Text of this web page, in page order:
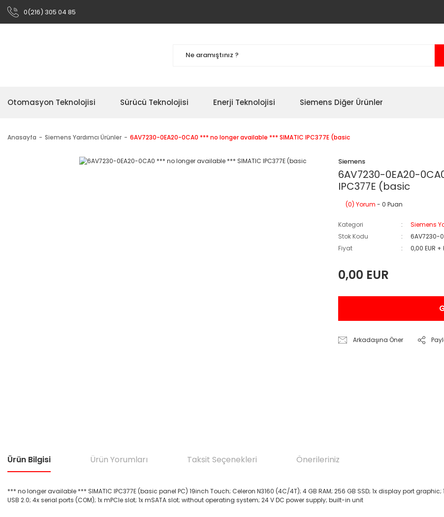
0(216) 305 04 85
Otomasyon Teknolojisi Sürücü Teknolojisi Enerji Teknolojisi Siemens Diğer Ürünler
Anasayfa Siemens Yardımcı Ürünler 6AV7230-0EA20-0CA0 *** no longer available *** SIMATIC IPC377E (basic
Siemens
6AV7230-0EA20-
IPC377E (basic
(0) Yorum - 0 Puan
Kategori
Siemens
Stok Kodu
6AV7230-
Fiyat
0,00 EUR +
0,00 EUR
Arkadaşına Öner
Ürün Bilgisi Ürün Yorumları Taksit Seçenekleri Önerileriniz
*** no longer available *** SIMATIC IPC377E (basic panel PC) 19inch Touch; Celeron N3160 (4C/4T); 4 GB RAM; 256 GB SSD; 1x display port graphic;
USB 2.0; 4x serial ports (COM); 1x mPCIe slot; 1x mSATA slot; without operating system; 24 V DC power supply; built-in unit